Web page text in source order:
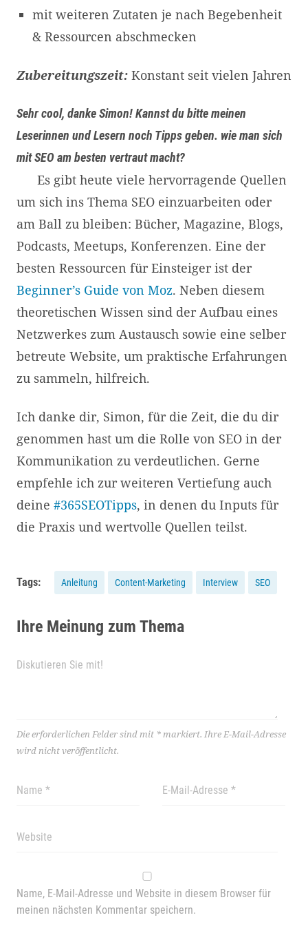
mit weiteren Zutaten je nach Begebenheit
& Ressourcen abschmecken
Zubereitungszeit: Konstant seit vielen Jahren
Sehr cool, danke Simon! Kannst du bitte meinen
Leserinnen und Lesern noch Tipps geben. wie man sich
mit SEO am besten vertraut macht?
Es gibt heute viele hervorragende Quellen
um sich ins Thema SEO einzuarbeiten oder
am Ball zu bleiben: Bücher, Magazine, Blogs,
Podcasts, Meetups, Konferenzen. Eine der
besten Ressourcen für Einsteiger ist der
Beginner’s Guide von Moz. Neben diesem
theoretischen Wissen sind der Aufbau eines
Netzwerkes zum Austausch sowie eine selber
betreute Website, um praktische Erfahrungen
zu sammeln, hilfreich.
Ich danke dir, Simon, für die Zeit, die du dir
genommen hast um die Rolle von SEO in der
Kommunikation zu verdeutlichen. Gerne
empfehle ich zur weiteren Vertiefung auch
deine #365SEOTipps, in denen du Inputs für
die Praxis und wertvolle Quellen teilst.
Tags: Anleitung Content-Marketing Interview SEO
Ihre Meinung zum Thema
Die erforderlichen Felder sind mit *markiert. Ihre E-Mail-Adresse
wird nicht veröffentlicht.
Name, E-Mail-Adresse und Website in diesem Browser für
meinen nächsten Kommentar speichern.